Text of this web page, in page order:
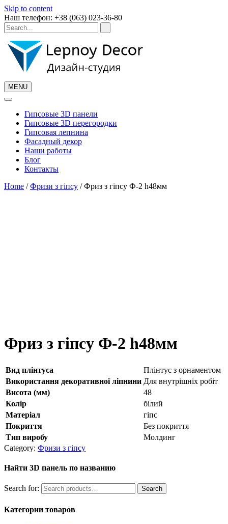
Skip to content
Наш телефон: +38 (063) 023-36-80
MENU
Гипсовые 3D панели
Гипсовые 3D перегородки
Гипсовая лепнина
Фасадный декор
Наши работы
Блог
Контакты
Home /Фризи з гіпсу / Фриз з гіпсу Ф-2 h48мм
Фриз з гіпсу Ф-2 h48мм
Вид плінтуса
Плінтус з орнаментом
Використання декоративної ліпнини Для внутрішніх робіт
Висота (мм)
48
Колір
білий
Матеріал
гіпс
Покриття
Без покриття
Тип виробу
Молдинг
Category: Фризи з гіпсу
Найти 3D панель по названию
Search for: Search
Категории товаров